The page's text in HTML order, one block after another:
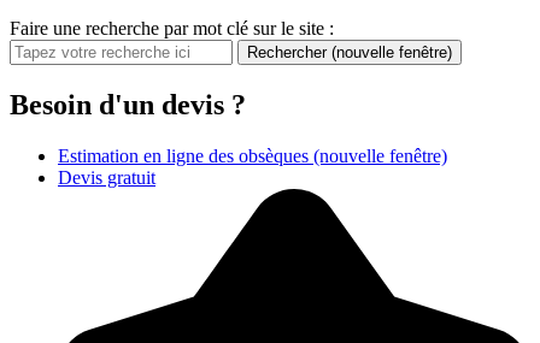
Faire une recherche par mot clé sur le site :
Rechercher (nouvelle fenêtre)
Besoin d'un devis ?
Estimation en ligne des obsèques (nouvelle fenêtre)
Devis gratuit